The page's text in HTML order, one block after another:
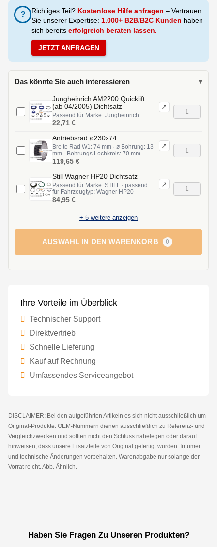
? Richtiges Teil? Kostenlose Hilfe anfragen – Vertrauen
Sie unserer Expertise: 1.000+ B2B/B2C Kunden haben
sich bereits erfolgreich beraten lassen.
JETZT ANFRAGEN
Das könnte Sie auch interessieren ▾
Jungheinrich AM2200 Quicklift
(ab 04/2005) Dichtsatz
Passend für Marke: Jungheinrich
↗
22,71 €
Antriebsrad ø230x74
Breite Rad W1: 74 mm · ø Bohrung: 13
mm · Bohrungs Lochkreis: 70 mm
↗
119,65 €
Still Wagner HP20 Dichtsatz
Passend für Marke: STILL · passend
für Fahrzeugtyp: Wagner HP20
↗
84,95 €
+ 5 weitere anzeigen
AUSWAHL IN DEN WARENKORB 0
Ihre Vorteile im Überblick
Technischer Support
Direktvertrieb
Schnelle Lieferung
Kauf auf Rechnung
Umfassendes Serviceangebot
DISCLAIMER: Bei den aufgeführten Artikeln es sich nicht ausschließlich um
Original-Produkte. OEM-Nummern dienen ausschließlich zu Referenz- und
Vergleichzwecken und sollten nicht den Schluss nahelegen oder darauf
hinweisen, dass unsere Ersatzteile von Original gefertigt wurden. Irrtümer
und technische Änderungen vorbehalten. Warenabgabe nur solange der
Vorrat reicht. Abb. Ähnlich.
Haben Sie Fragen Zu Unseren Produkten?